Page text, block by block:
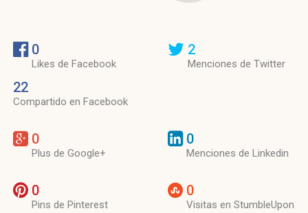
0
Likes de Facebook
22
Compartido en Facebook
2
Menciones de Twitter
0
Plus de Google+
0
Menciones de Linkedin
0
Pins de Pinterest
0
Visitas en StumbleUpon